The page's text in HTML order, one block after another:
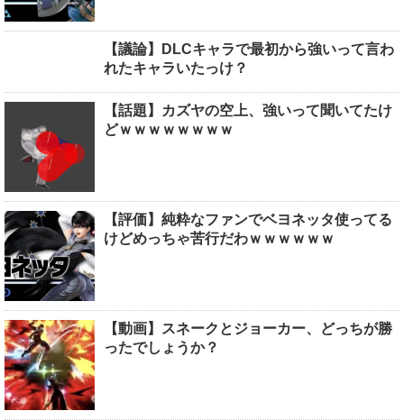
【議論】DLCキャラで最初から強いって言わ
れたキャラいたっけ？
【話題】カズヤの空上、強いって聞いてたけ
どｗｗｗｗｗｗｗｗ
【評価】純粋なファンでベヨネッタ使ってる
けどめっちゃ苦行だわｗｗｗｗｗｗ
【動画】スネークとジョーカー、どっちが勝
ったでしょうか？